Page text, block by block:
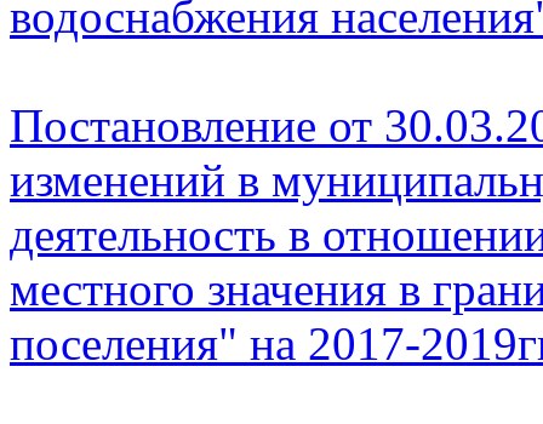
водоснабжения
Постановление от
изменений в
деятельность в
местного значения в
поселения" на 2017-